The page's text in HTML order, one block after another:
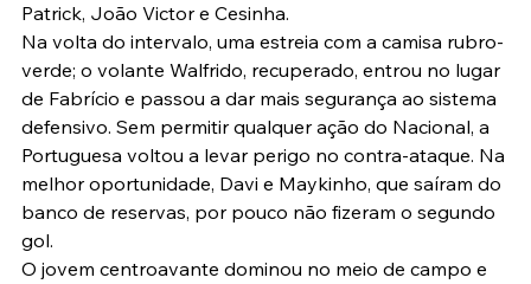
Patrick, João Victor e Cesinha.
Na volta do intervalo, uma estreia com a camisa rubro-
verde; o volante Walfrido, recuperado, entrou no lugar
de Fabrício e passou a dar mais segurança ao sistema
defensivo. Sem permitir qualquer ação do Nacional, a
Portuguesa voltou a levar perigo no contra-ataque. Na
melhor oportunidade, Davi e Maykinho, que saíram do
banco de reservas, por pouco não fizeram o segundo
gol.
O jovem centroavante dominou no meio de campo e